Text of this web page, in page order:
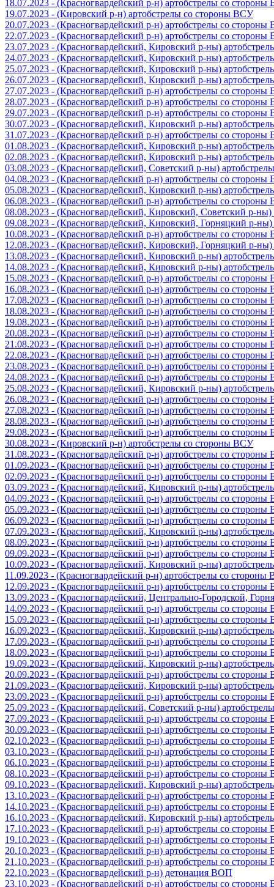
18.07.2023 - (Красногвардейский р-н) артобстрелы со
19.07.2023 - (Кировский р-н) артобстрелы со стороны ВСУ
20.07.2023 - (Красногвардейский р-н) артобстрелы со
22.07.2023 - (Красногвардейский р-н) артобстрелы со
23.07.2023 - (Красногвардейский, Кировский р-ны)
24.07.2023 - (Красногвардейский, Кировский р-ны)
25.07.2023 - (Красногвардейский, Кировский р-ны)
26.07.2023 - (Красногвардейский, Кировский р-ны)
27.07.2023 - (Красногвардейский р-н) артобстрелы со
28.07.2023 - (Красногвардейский р-н) артобстрелы со
29.07.2023 - (Красногвардейский р-н) артобстрелы со
30.07.2023 - (Красногвардейский, Кировский р-ны)
31.07.2023 - (Красногвардейский р-н) артобстрелы со
01.08.2023 - (Красногвардейский, Кировский р-ны)
02.08.2023 - (Красногвардейский, Кировский р-ны)
03.08.2023 - (Красногвардейский, Советский р-ны)
04.08.2023 - (Красногвардейский р-н) артобстрелы со
05.08.2023 - (Красногвардейский, Кировский р-ны)
06.08.2023 - (Красногвардейский р-н) артобстрелы со
08.08.2023 - (Красногвардейский, Кировский, Советский р-
09.08.2023 - (Красногвардейский, Кировский, Горняцкий р-
10.08.2023 - (Красногвардейский р-н) артобстрелы со
12.08.2023 - (Красногвардейский, Кировский, Горняцкий р-
13.08.2023 - (Красногвардейский, Кировский р-ны)
14.08.2023 - (Красногвардейский, Кировский р-ны)
15.08.2023 - (Красногвардейский р-н) артобстрелы со
16.08.2023 - (Красногвардейский р-н) артобстрелы со
17.08.2023 - (Красногвардейский р-н) артобстрелы со
18.08.2023 - (Красногвардейский р-н) артобстрелы со
19.08.2023 - (Красногвардейский р-н) артобстрелы со
20.08.2023 - (Красногвардейский р-н) артобстрелы со
21.08.2023 - (Красногвардейский р-н) артобстрелы со
22.08.2023 - (Красногвардейский р-н) артобстрелы со
23.08.2023 - (Красногвардейский р-н) артобстрелы со
24.08.2023 - (Красногвардейский р-н) артобстрелы со
25.08.2023 - (Красногвардейский, Кировский р-ны)
26.08.2023 - (Красногвардейский р-н) артобстрелы со
27.08.2023 - (Красногвардейский р-н) артобстрелы со
28.08.2023 - (Красногвардейский р-н) артобстрелы со
29.08.2023 - (Красногвардейский р-н) артобстрелы со
30.08.2023 - (Кировский р-н) артобстрелы со стороны ВСУ
31.08.2023 - (Красногвардейский р-н) артобстрелы со
01.09.2023 - (Красногвардейский р-н) артобстрелы со
02.09.2023 - (Красногвардейский р-н) артобстрелы со
03.09.2023 - (Красногвардейский, Кировский р-ны)
04.09.2023 - (Красногвардейский р-н) артобстрелы со
05.09.2023 - (Красногвардейский р-н) артобстрелы со
06.09.2023 - (Красногвардейский р-н) артобстрелы со
07.09.2023 - (Красногвардейский, Кировский р-ны)
08.09.2023 - (Красногвардейский р-н) артобстрелы со
09.09.2023 - (Красногвардейский р-н) артобстрелы со
10.09.2023 - (Красногвардейский, Кировский р-ны)
11.09.2023 - (Красногвардейский р-н) артобстрелы со стороны
12.09.2023 - (Красногвардейский р-н) артобстрелы со
13.09.2023 - (Красногвардейский, Центрально-Городской,
14.09.2023 - (Красногвардейский р-н) артобстрелы со
15.09.2023 - (Красногвардейский р-н) артобстрелы со
16.09.2023 - (Красногвардейский, Кировский р-ны)
17.09.2023 - (Красногвардейский р-н) артобстрелы со
18.09.2023 - (Красногвардейский р-н) артобстрелы со
19.09.2023 - (Красногвардейский, Кировский р-ны)
20.09.2023 - (Красногвардейский р-н) артобстрелы со
21.09.2023 - (Красногвардейский, Кировский р-ны)
23.09.2023 - (Красногвардейский р-н) артобстрелы со
25.09.2023 - (Красногвардейский, Советский р-ны)
27.09.2023 - (Красногвардейский р-н) артобстрелы со
30.09.2023 - (Красногвардейский р-н) артобстрелы со
02.10.2023 - (Красногвардейский р-н) артобстрелы со
03.10.2023 - (Красногвардейский р-н) артобстрелы со
06.10.2023 - (Красногвардейский р-н) артобстрелы со
08.10.2023 - (Красногвардейский р-н) артобстрелы со
09.10.2023 - (Красногвардейский, Кировский р-ны)
13.10.2023 - (Красногвардейский р-н) артобстрелы со
14.10.2023 - (Красногвардейский р-н) артобстрелы со
16.10.2023 - (Красногвардейский, Кировский р-ны)
17.10.2023 - (Красногвардейский р-н) артобстрелы со
19.10.2023 - (Красногвардейский р-н) артобстрелы со
20.10.2023 - (Красногвардейский р-н) артобстрелы со
21.10.2023 - (Красногвардейский р-н) артобстрелы со
22.10.2023 - (Красногвардейский р-н) детонация ВОП
23.10.2023 - (Красногвардейский р-н) артобстрелы со